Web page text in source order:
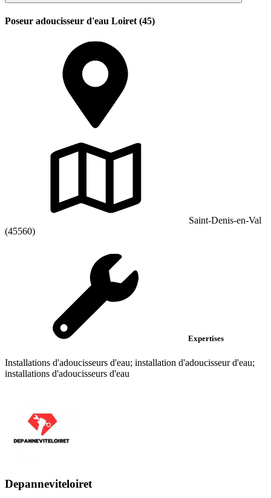
Poseur adoucisseur d'eau Loiret (45)
Saint-Denis-en-Val
(45560)
Expertises
Installations d'adoucisseurs d'eau; installation d'adoucisseur d'eau;
installations d'adoucisseurs d'eau
Depanneviteloiret